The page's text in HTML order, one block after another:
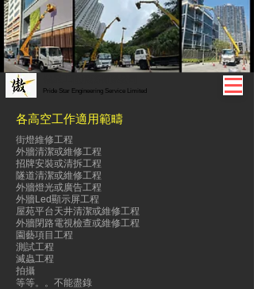
Pride Star Engineering Service Limited
各高空工作適用範疇
街燈維修工程
外牆清潔或維修工程
招牌安裝或清拆工程
隧道清潔或維修工程
外牆燈光或廣告工程
外牆Led顯示屏工程
屋苑平台天井清潔或維修工程
外牆閉路電視檢查或維修工程
園藝項目工程
測試工程
滅蟲工程
拍攝
等等。。不能盡錄